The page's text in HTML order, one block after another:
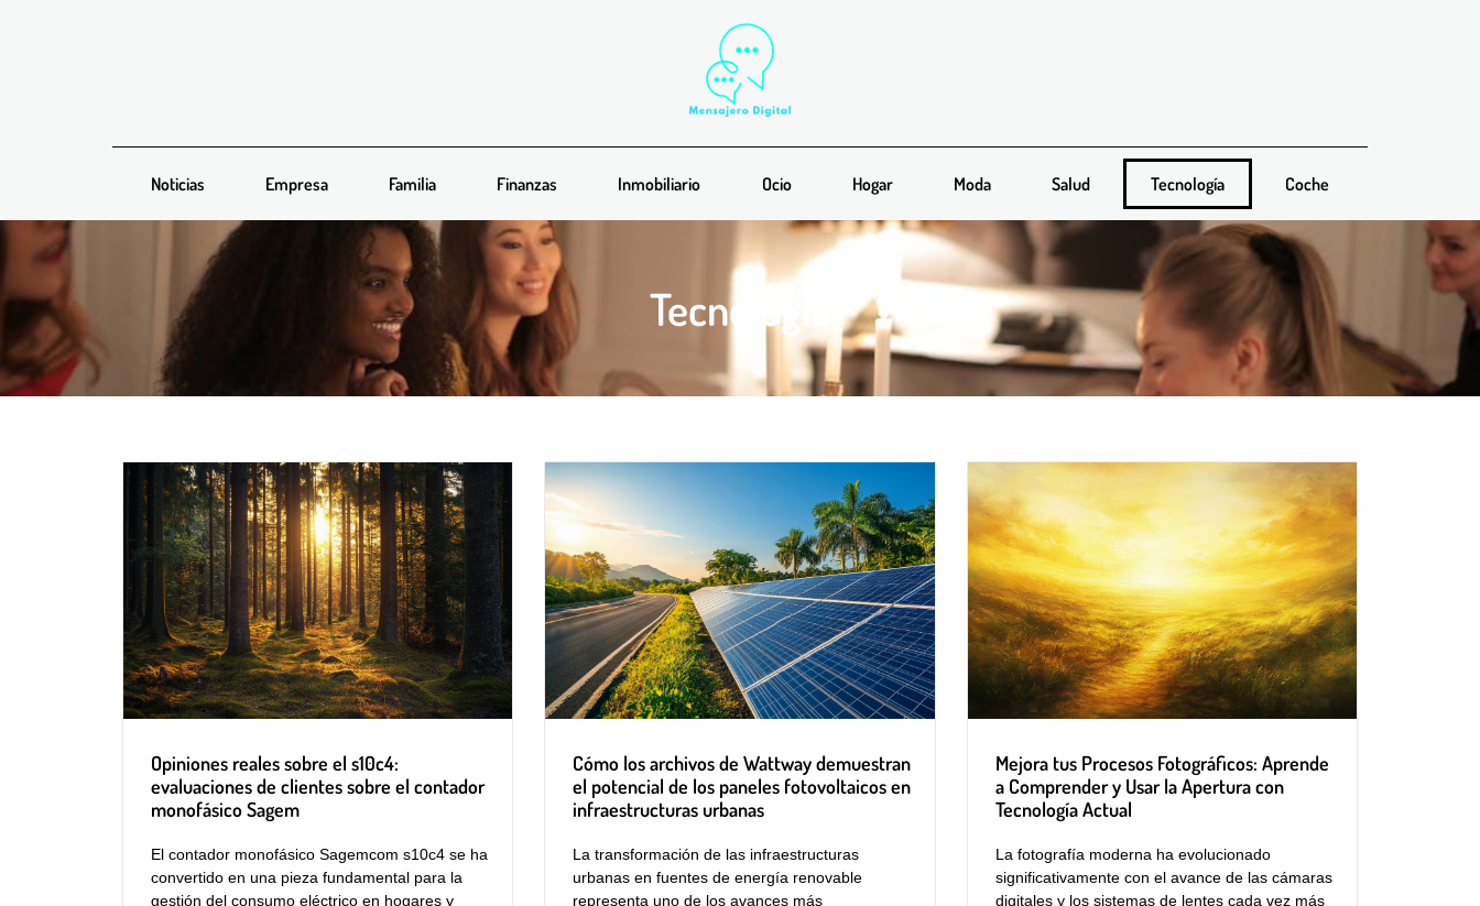
Noticias Empresa Familia Finanzas Inmobiliario Ocio Hogar Moda Salud Tecnología Coche
Tecnología
Opiniones reales sobre el s10c4:
evaluaciones de clientes sobre el contador
monofásico Sagem
El contador monofásico Sagemcom s10c4 se ha
convertido en una pieza fundamental para la
gestión del consumo eléctrico en hogares y
Cómo los archivos de Wattway demuestran
el potencial de los paneles fotovoltaicos en
infraestructuras urbanas
La transformación de las infraestructuras
urbanas en fuentes de energía renovable
representa uno de los avances más
Mejora tus Procesos Fotográficos: Aprende
a Comprender y Usar la Apertura con
Tecnología Actual
La fotografía moderna ha evolucionado
significativamente con el avance de las cámaras
digitales y los sistemas de lentes cada vez más